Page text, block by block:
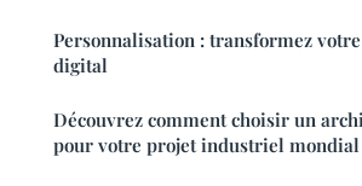
Personnalisation : transformez
digital
Découvrez comment choisir un
pour votre projet industriel mondial